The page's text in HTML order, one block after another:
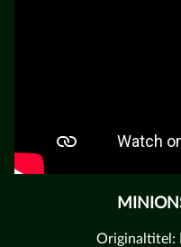
Originaltitel: